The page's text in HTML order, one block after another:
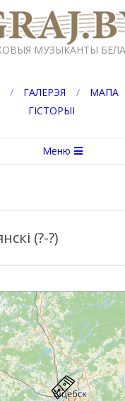
МУЗЫКАНТЫ
ГАЛЕРЭЯ МАПА
ГІСТОРЫІ
Меню
(?-?)